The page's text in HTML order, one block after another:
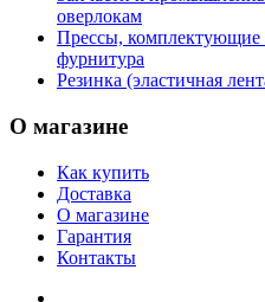
оверлокам
Прессы, комплектующие
фурнитура
Резинка (эластичная
О магазине
Как купить
Доставка
О магазине
Гарантия
Контакты